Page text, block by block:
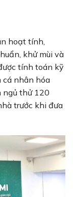
hoạt tính,
khử mùi và
tính toán kỹ
cá nhân hóa
ngủ thử 120
trước khi đưa